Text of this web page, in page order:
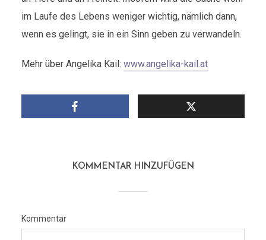
im Laufe des Lebens weniger wichtig, nämlich dann,
wenn es gelingt, sie in ein Sinn geben zu verwandeln.
Mehr über Angelika Kail: www.angelika-kail.at
KOMMENTAR HINZUFÜGEN
Kommentar